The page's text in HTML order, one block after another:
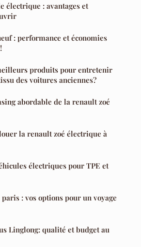
électrique : avantages et
: performance et économies
produits pour entretenir
des voitures anciennes?
abordable de la renault zoé
la renault zoé électrique à
électriques pour TPE et
: vos options pour un voyage
Linglong: qualité et budget au